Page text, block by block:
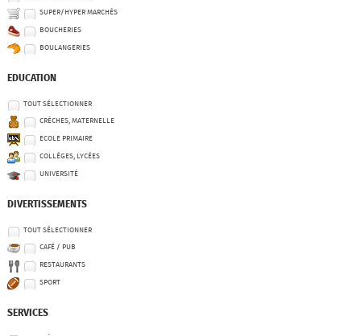
SUPER/HYPER MARCHÉS
BOUCHERIES
BOULANGERIES
EDUCATION
TOUT SÉLECTIONNER
CRÈCHES, MATERNELLE
ECOLE PRIMAIRE
COLLÈGES, LYCÉES
UNIVERSITÉ
DIVERTISSEMENTS
TOUT SÉLECTIONNER
CAFÉ / PUB
RESTAURANTS
SPORT
SERVICES